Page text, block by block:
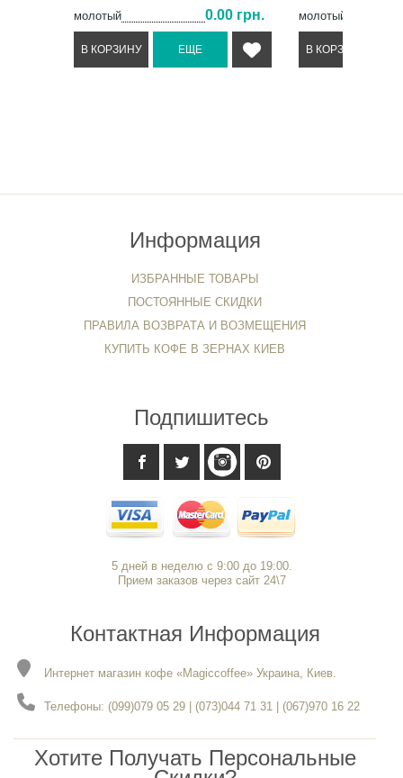
молотый 0.00 грн.
молотый
Информация
ИЗБРАННЫЕ ТОВАРЫ
ПОСТОЯННЫЕ СКИДКИ
ПРАВИЛА ВОЗВРАТА И ВОЗМЕЩЕНИЯ
КУПИТЬ КОФЕ В ЗЕРНАХ КИЕВ
Подпишитесь
5 дней в неделю с 9:00 до 19:00.
Прием заказов через сайт 24\7
Контактная Информация
Интернет магазин кофе «Magiccoffee» Украина, Киев.
Телефоны: (099)079 05 29 | (073)044 71 31 | (067)970 16 22
Хотите Получать Персональные